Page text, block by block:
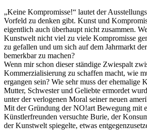
„Keine Kompromisse!“ lautet der
Vorfeld zu denken gibt. Kunst und
eigentlich auch überhaupt nicht zusammen.
Kunstwelt nicht viel zu viele Kompromisse
zu gefallen und um sich auf dem Jahrmarkt
bemerkbar zu machen?
Wenn mir schon dieser ständige Zwiespalt
Kommerzialisierung zu schaffen macht, wie
ergangen sein? Wie sehr muss der ehemalige
Mutter, Schwester und Geliebte ermordet
unter der verlogenen Moral seiner neuen
Mit der Gründung der NO!art Bewegung mit
Künstlerfreunden versuchte Burie, der
der Kunstwelt spiegelte, etwas